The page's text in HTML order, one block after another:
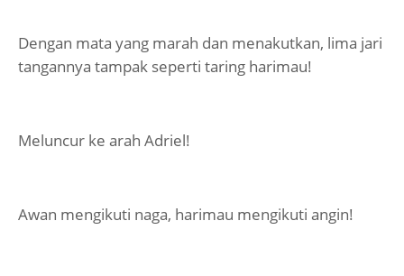
Dengan mata yang marah dan menakutkan, lima jari
tangannya tampak seperti taring harimau!
Meluncur ke arah Adriel!
Awan mengikuti naga, harimau mengikuti angin!